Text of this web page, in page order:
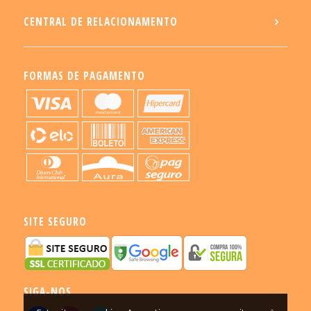
CENTRAL DE RELACIONAMENTO
FORMAS DE PAGAMENTO
SITE SEGURO
SIGA-NOS